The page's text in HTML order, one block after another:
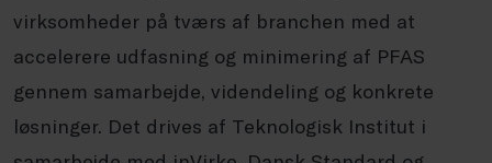
virksomheder på tværs af branchen med at
accelerere udfasning og minimering af PFAS
gennem samarbejde, videndeling og konkrete
løsninger. Det drives af Teknologisk Institut i